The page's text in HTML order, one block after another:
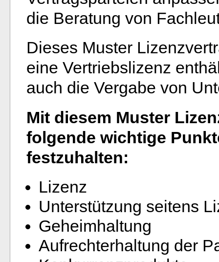
die Beratung von
Dieses Muster
eine Vertriebslizenz
auch die Vergabe von
Mit diesem Muster
folgende wichtige
festzuhalten:
Lizenz
Unterstützung seitens
Geheimhaltung
Aufrechterhaltung der